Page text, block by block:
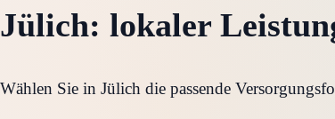
Jülich: lokaler
Wählen Sie in Jülich die passende